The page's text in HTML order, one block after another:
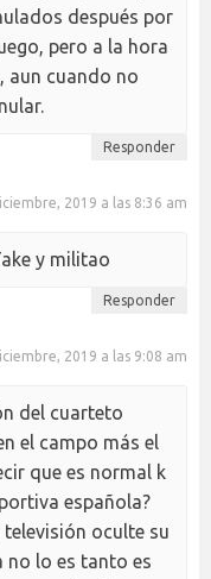
después por
pero a la hora
aun cuando no
Responder
2019 a las 8:36 am
y militao
Responder
2019 a las 9:08 am
del cuarteto
el campo más el
que es normal k
española?
oculte su
no lo es tanto es